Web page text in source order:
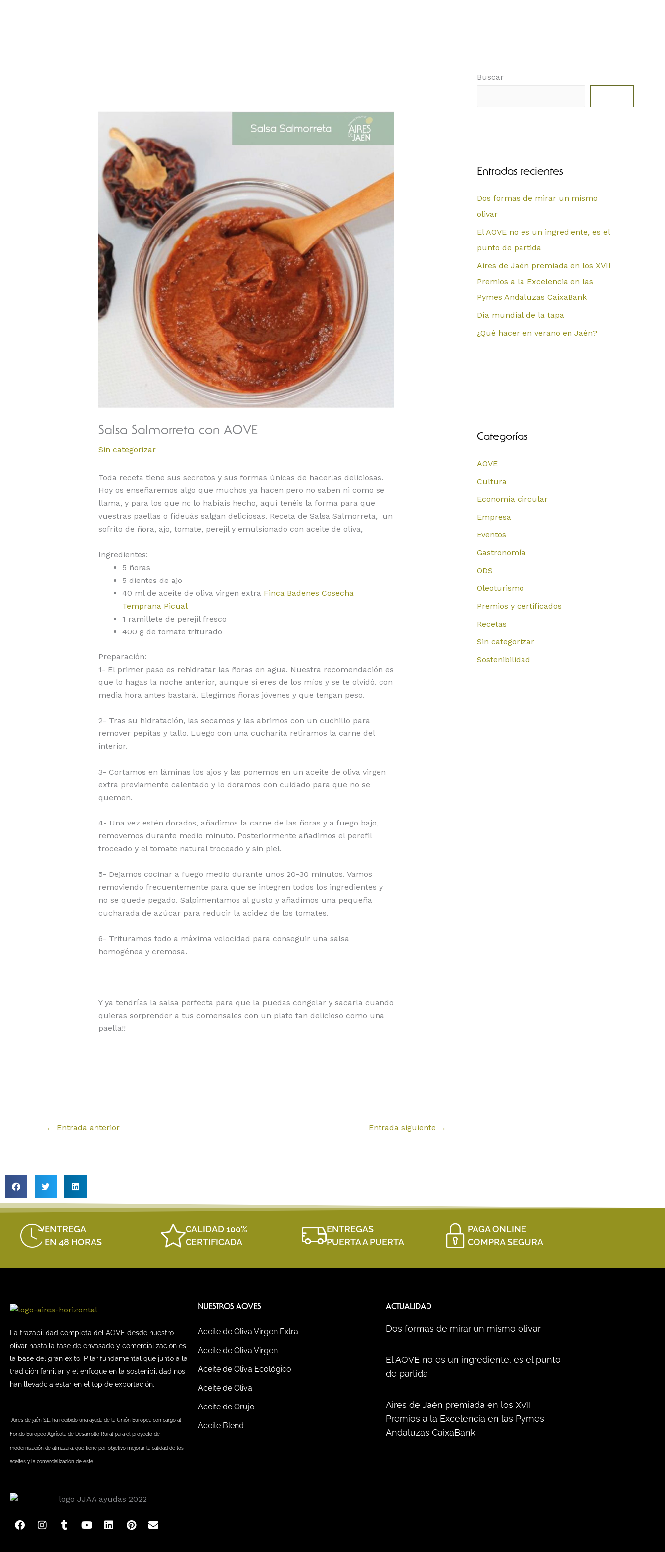
Salsa Salmorreta con AOVE
Sin categorizar
Toda receta tiene sus secretos y sus formas únicas de hacerlas deliciosas.
Hoy os enseñaremos algo que muchos ya hacen pero no saben ni como se
llama, y para los que no lo habíais hecho, aquí tenéis la forma para que
vuestras paellas o fideuás salgan deliciosas. Receta de Salsa Salmorreta, un
sofrito de ñora, ajo, tomate, perejil y emulsionado con aceite de oliva,
Ingredientes:
5 ñoras
5 dientes de ajo
40 ml de aceite de oliva virgen extra Finca Badenes Cosecha
Temprana Picual
1 ramillete de perejil fresco
400 g de tomate triturado
Preparación:
1- El primer paso es rehidratar las ñoras en agua. Nuestra recomendación es
que lo hagas la noche anterior, aunque si eres de los míos y se te olvidó. con
media hora antes bastará. Elegimos ñoras jóvenes y que tengan peso.
2- Tras su hidratación, las secamos y las abrimos con un cuchillo para
remover pepitas y tallo. Luego con una cucharita retiramos la carne del
interior.
3- Cortamos en láminas los ajos y las ponemos en un aceite de oliva virgen
extra previamente calentado y lo doramos con cuidado para que no se
quemen.
4- Una vez estén dorados, añadimos la carne de las ñoras y a fuego bajo,
removemos durante medio minuto. Posteriormente añadimos el perefil
troceado y el tomate natural troceado y sin piel.
5- Dejamos cocinar a fuego medio durante unos 20-30 minutos. Vamos
removiendo frecuentemente para que se integren todos los ingredientes y
no se quede pegado. Salpimentamos al gusto y añadimos una pequeña
cucharada de azúcar para reducir la acidez de los tomates.
6- Trituramos todo a máxima velocidad para conseguir una salsa
homogénea y cremosa.
Y ya tendrías la salsa perfecta para que la puedas congelar y sacarla cuando
quieras sorprender a tus comensales con un plato tan delicioso como una
paella!!
← Entrada anterior Entrada siguiente →
Buscar
Entradas recientes
Dos formas de mirar un mismo
olivar
El AOVE no es un ingrediente, es el
punto de partida
Aires de Jaén premiada en los XVII
Premios a la Excelencia en las
Pymes Andaluzas CaixaBank
Día mundial de la tapa
¿Qué hacer en verano en Jaén?
Categorías
AOVE
Cultura
Economía circular
Empresa
Eventos
Gastronomía
ODS
Oleoturismo
Premios y certificados
Recetas
Sin categorizar
Sostenibilidad
ENTREGA
EN 48 HORAS
CALIDAD 100%
CERTIFICADA
ENTREGAS
PUERTA A PUERTA
PAGA ONLINE
COMPRA SEGURA
La trazabilidad completa del AOVE desde nuestro
olivar hasta la fase de envasado y comercialización es
la base del gran éxito. Pilar fundamental que junto a la
tradición familiar y el enfoque en la sostenibilidad nos
han llevado a estar en el top de exportación.
Aires de jaén S.L. ha recibido una ayuda de la Unión Europea con cargo al
Fondo Europeo Agrícola de Desarrollo Rural para el proyecto de
modernización de almazara, que tiene por objetivo mejorar la calidad de los
aceites y la comercialización de este.
F
a
I
n
T
u
Y
o
L
i
P
i
E
n
NUESTROS AOVES
Aceite de Oliva Virgen Extra
Aceite de Oliva Virgen
Aceite de Oliva Ecológico
Aceite de Oliva
Aceite de Orujo
Aceite Blend
ACTUALIDAD
Dos formas de mirar un mismo olivar
El AOVE no es un ingrediente, es el punto
de partida
Aires de Jaén premiada en los XVII
Premios a la Excelencia en las Pymes
Andaluzas CaixaBank